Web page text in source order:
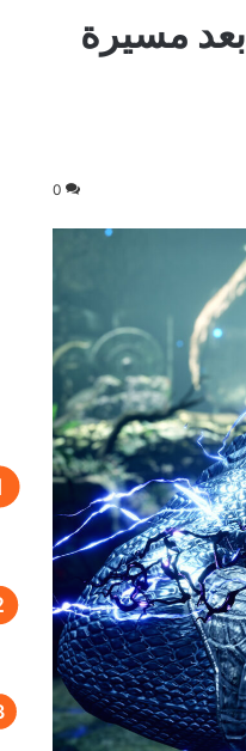
مخرج Tekken 8 يعلن رحيله عن Bandai Namco بعد مسيرة
0